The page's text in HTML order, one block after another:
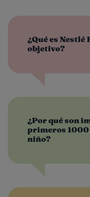
¿Qué es Nestlé
objetivo?
¿Por qué son
primeros 1000
niño?